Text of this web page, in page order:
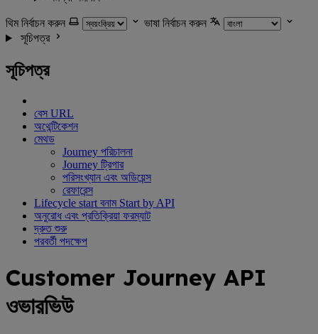
থিম নির্বাচন করুন
ভাষা নির্বাচন করুন
সূচিপত্র
সূচিপত্র
বেস URL
অথেন্টিকেশন
মেথড
Journey পরিচালনা
Journey ট্রিগার
পরিসংখ্যান এবং অডিয়েন্স
রেফারেন্স
Lifecycle start বনাম Start by API
অনুরোধ এবং প্রতিক্রিয়া ফরম্যাট
দ্রুত শুরু
পরবর্তী পদক্ষেপ
Customer Journey API
ওভারভিউ